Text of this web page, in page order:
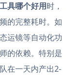
具哪个好用时，
的完整耗时。如
运镜等自动化功
的依赖。特别是
在一天内产出2-